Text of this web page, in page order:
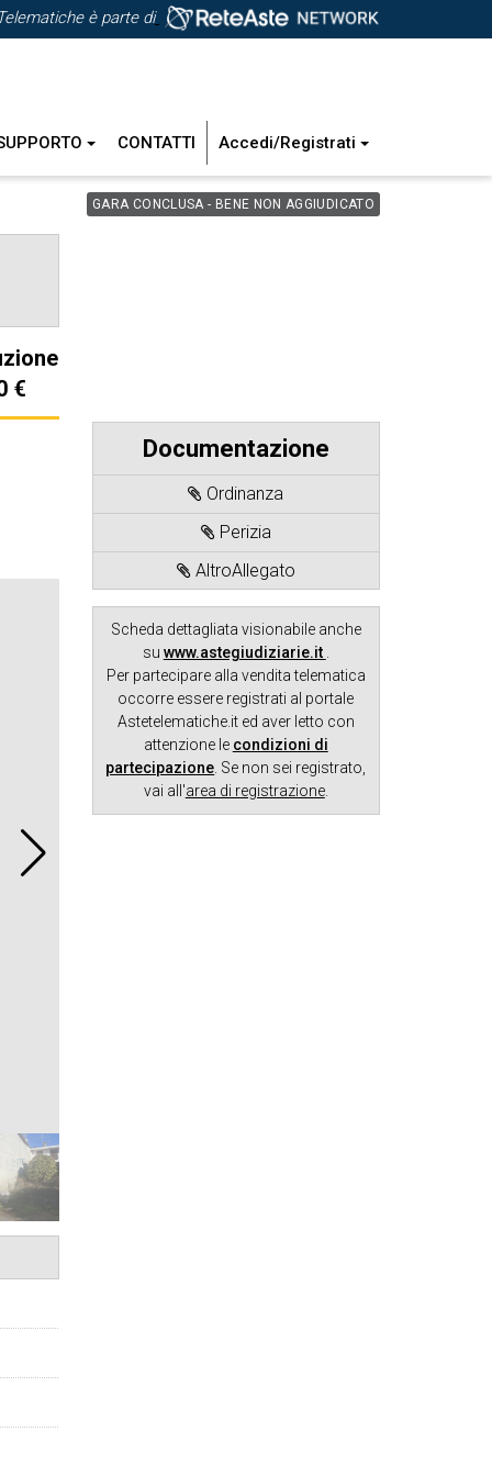
è parte di
CONTATTI Accedi/Registrati
GARA CONCLUSA - BENE NON AGGIUDICATO
€
Documentazione
Ordinanza
Perizia
AltroAllegato
Scheda dettagliata visionabile anche
su www.astegiudiziarie.it
Per partecipare alla vendita telematica
occorre essere registrati al portale
Astetelematiche.it ed aver letto con
attenzione le condizioni di
partecipazione . Se non sei registrato,
vai all'area di registrazione.